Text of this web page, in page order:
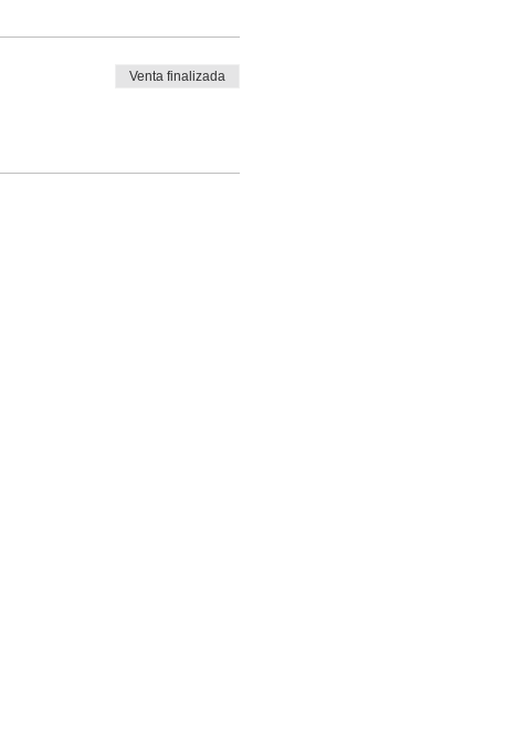
Venta finalizada